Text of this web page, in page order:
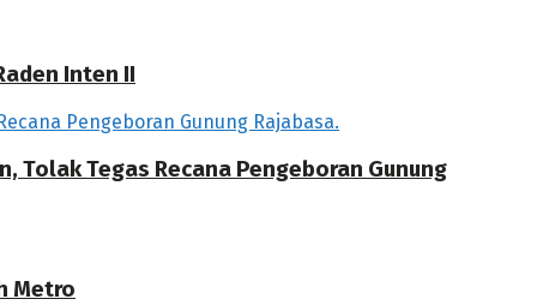
Inten II
Tolak Tegas Recana Pengeboran Gunung
Metro